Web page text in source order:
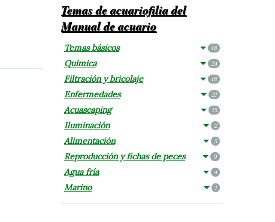
Temas de acuariofilia del
Manual de acuario
Temas básicos 18
Química 24
Filtración y bricolaje 18
Enfermedades 21
Acuascaping 15
Iluminación 2
Alimentación 5
Reproducción y fichas de peces 9
Agua fría 4
Marino 1